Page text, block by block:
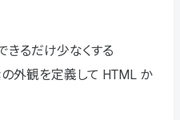
るだけ少なくする
外観を定義して HTML か